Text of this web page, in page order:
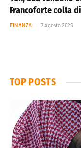
Francoforte colta
FINANZA 7 Agosto 2026
TOP POSTS